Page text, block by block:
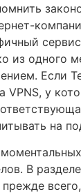
из одного
Если
VPNS, у
на
В